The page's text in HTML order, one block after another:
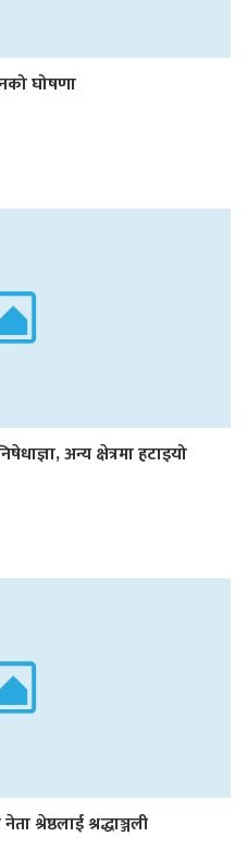
घोषणा
अन्य क्षेत्रमा हटाइयो
श्रेष्ठलाई श्रद्धाञ्जली